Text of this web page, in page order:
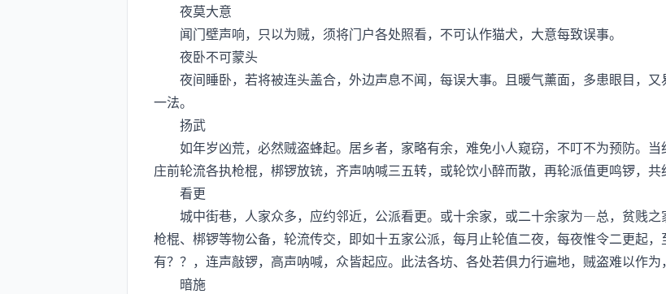
夜莫大意
闻门壁声响，只以为贼，须将门户各处照看，不可认作猫犬，大意每致误事。
夜卧不可蒙头
夜间睡卧，若将被连头盖合，外边声息不闻，每误大事。且暖气薰面，多患眼目，
一法。
扬武
如年岁凶荒，必然贼盗蜂起。居乡者，家略有余，难免小人窥窃，不叮不为预防。当
庄前轮流各执枪棍，梆锣放铳，齐声呐喊三五转，或轮饮小醉而散，再轮派值更鸣锣，共
看更
城中街巷，人家众多，应约邻近，公派看更。或十余家，或二十余家为—总，贫贱之
枪棍、梆锣等物公备，轮流传交，即如十五家公派，每月止轮值二夜，每夜惟令二更起
有？？，连声敲锣，高声呐喊，众皆起应。此法各坊、各处若俱力行遍地，贼盗难以作为
暗施